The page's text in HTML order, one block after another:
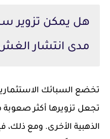
هل يمكن تزوير
مدى انتشار
تخضع السبائك
تجعل تزويرها أكثر صعوبة
الذهبية الأخرى. ومع